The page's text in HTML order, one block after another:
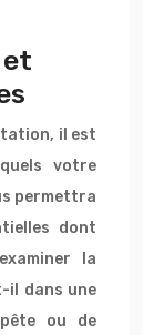
et
il est
votre
permettra
dont
la
il dans une
ou de